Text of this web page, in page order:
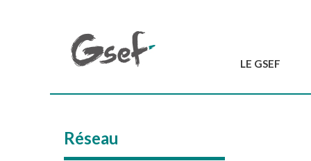
LE GSEF
Réseau